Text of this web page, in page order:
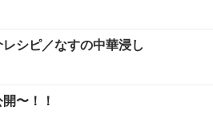
シピ／なすの中華浸し
〜！！